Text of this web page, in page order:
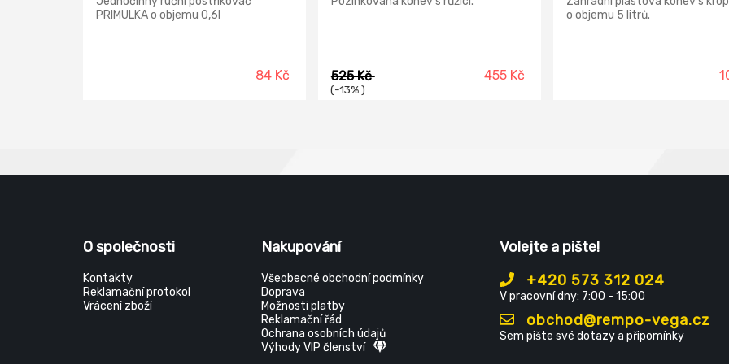
PRIMULKA o objemu 0,6l
84 Kč 525 Kč
(-13% )
455 Kč
o objemu 5 litrů.
O společnosti
Kontakty
Reklamační protokol
Vrácení zboží
Nakupování
Všeobecné obchodní podmínky
Doprava
Možnosti platby
Reklamační řád
Ochrana osobních údajů
Výhody VIP členství
Volejte a pište!
+420 573 312 024
V pracovní dny: 7:00 - 15:00
obchod@rempo-vega.cz
Sem pište své dotazy a připomínky